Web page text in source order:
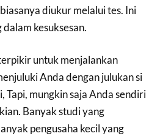
diukur melalui tes. Ini
kesuksesan.
untuk menjalankan
Anda dengan julukan si
Tapi, mungkin saja Anda sendiri
Banyak studi yang
pengusaha kecil yang